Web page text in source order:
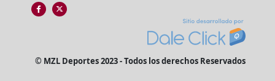
© MZL Deportes 2023 - Todos los derechos Reservados